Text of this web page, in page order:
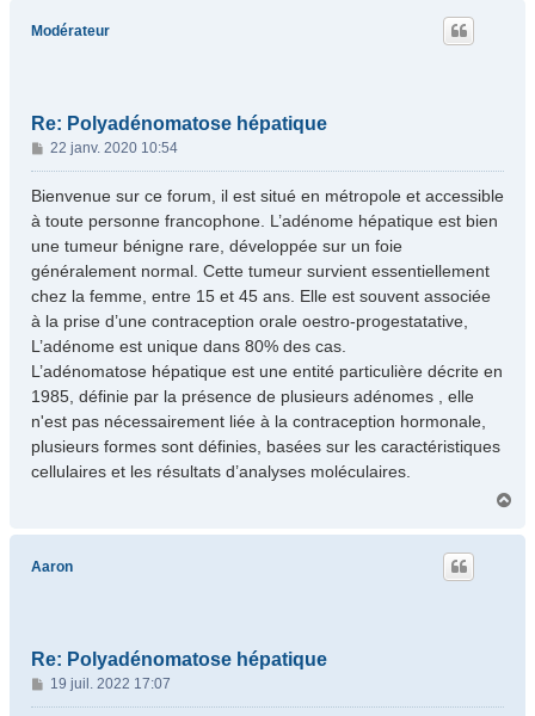
Modérateur
Re: Polyadénomatose hépatique
M
e
s
g
e
22 janv. 2020 10:54
Bienvenue sur ce forum, il est situé en métropole et accessible
à toute personne francophone. L’adénome hépatique est bien
une tumeur bénigne rare, développée sur un foie
généralement normal. Cette tumeur survient essentiellement
chez la femme, entre 15 et 45 ans. Elle est souvent associée
à la prise d’une contraception orale oestro-progestatative,
L’adénome est unique dans 80% des cas.
L’adénomatose hépatique est une entité particulière décrite en
1985, définie par la présence de plusieurs adénomes , elle
n'est pas nécessairement liée à la contraception hormonale,
plusieurs formes sont définies, basées sur les caractéristiques
cellulaires et les résultats d’analyses moléculaires.
u
Aaron
Re: Polyadénomatose hépatique
M
e
19 juil. 2022 17:07